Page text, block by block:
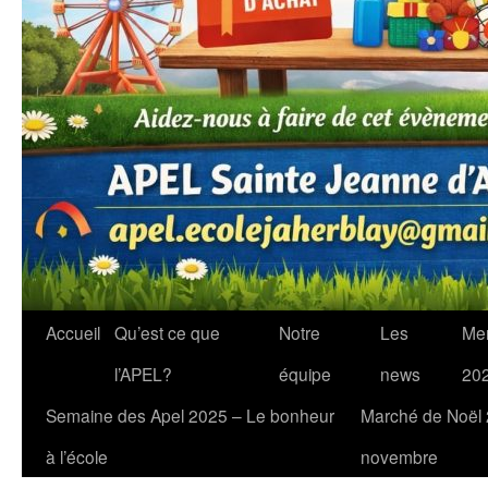
Accueil Qu’est ce que
l’APEL?
Notre
équipe
Les
news
Semaine des Apel 2025 – Le bonheur
à l’école
Marché de
novembre